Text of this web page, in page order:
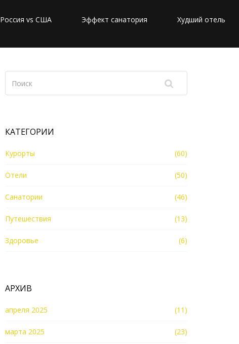
Россия vs США Эффект санатория Худший отель
КАТЕГОРИИ
Курорты (60)
Отели (50)
Санатории (46)
Путешествия (13)
Здоровье (6)
АРХИВ
апреля 2025 (11)
марта 2025 (23)